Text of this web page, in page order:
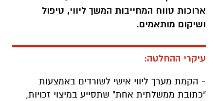
ארוכות טווח המחייבות המשך ליווי, טיפול
ושיקום מותאמים.
עיקרי ההחלטה:
- הקמת מערך ליווי אישי לשורדים באמצעות
"כתובת ממשלתית אחת" שתסייע במיצוי זכויות,